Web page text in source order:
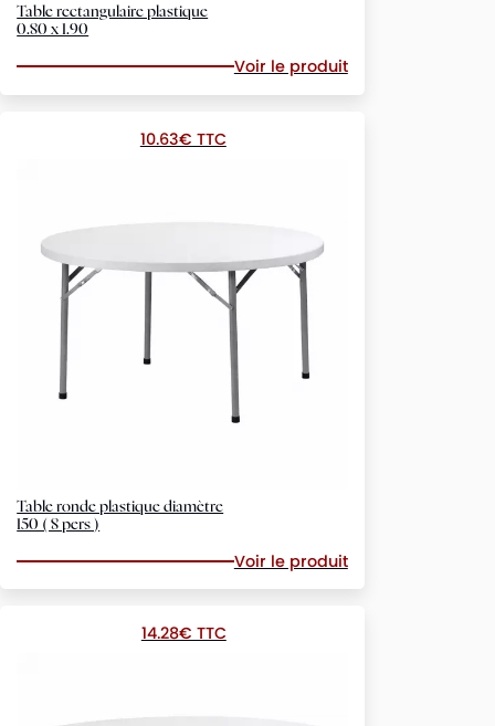
Table rectangulaire plastique
0.80 x 1.90
Voir le produit
Table ronde plastique diamètre
150 ( 8 pers )
10.63€ TTC
Voir le produit
14.28€ TTC